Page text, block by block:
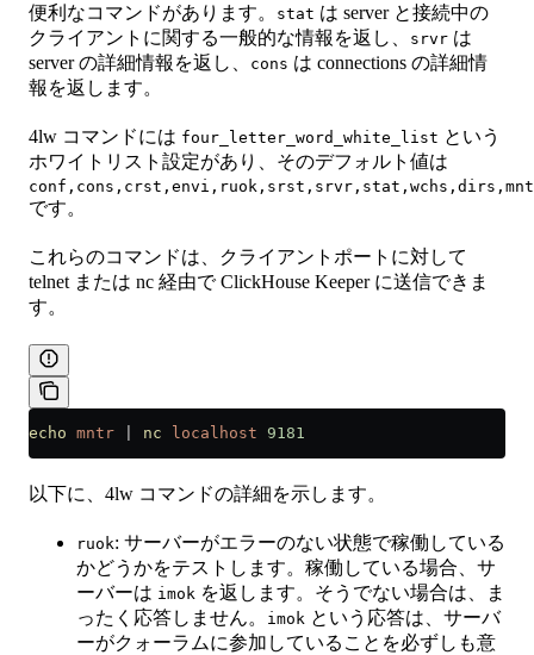
便利なコマンドがあります。
stat は server と接続中の
クライアントに関する一般的な情報を返し、
srvr は
server の詳細情報を返し、
cons は connections の詳細情
報を返します。
4lw コマンドには four_letter_word_white_list という
ホワイトリスト設定があり、そのデフォルト値は
です。
これらのコマンドは、クライアントポートに対して
telnet または nc 経由で ClickHouse Keeper に送信できま
す。
echo mntr nc localhost 9181
以下に、4lw コマンドの詳細を示します。
ruok: サーバーがエラーのない状態で稼働している
かどうかをテストします。稼働している場合、サ
ーバーは imok を返します。そうでない場合は、ま
ったく応答しません。
imok という応答は、サーバ
ーがクォーラムに参加していることを必ずしも意